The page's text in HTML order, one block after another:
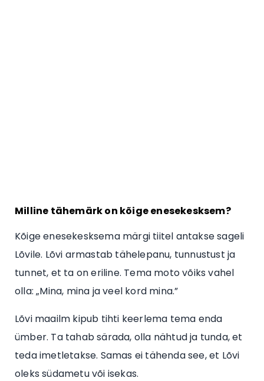
Milline tähemärk on kõige enesekesksem?
Kõige enesekesksema märgi tiitel antakse sageli
Lõvile. Lõvi armastab tähelepanu, tunnustust ja
tunnet, et ta on eriline. Tema moto võiks vahel
olla: „Mina, mina ja veel kord mina.”
Lõvi maailm kipub tihti keerlema tema enda
ümber. Ta tahab särada, olla nähtud ja tunda, et
teda imetletakse. Samas ei tähenda see, et Lõvi
oleks südametu või isekas.